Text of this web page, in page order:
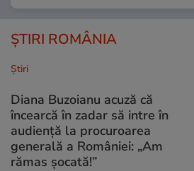
ȘTIRI ROMÂNIA
Ştiri
Diana Buzoianu acuză că
încearcă în zadar să intre în
audiență la procuroarea
generală a României: „Am
rămas șocată!”